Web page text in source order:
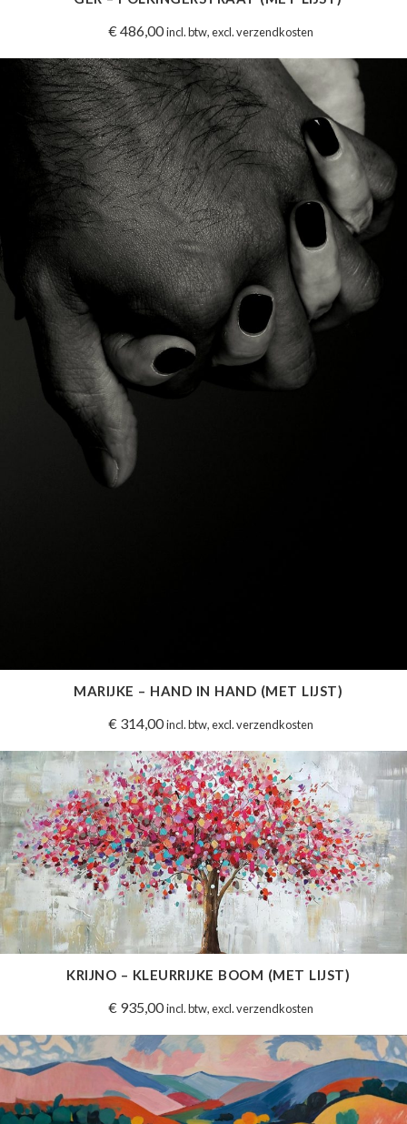
€ 486,00 incl. btw, excl. verzendkosten
MARIJKE – HAND IN HAND (MET LIJST)
€314,00 incl. btw, excl. verzendkosten
KRIJNO – KLEURRIJKE BOOM (MET LIJST)
€935,00 incl. btw, excl. verzendkosten